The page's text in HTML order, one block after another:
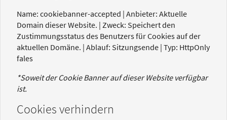
Name: cookiebanner-accepted | Anbieter: Aktuelle
Domain dieser Website. | Zweck: Speichert den
Zustimmungsstatus des Benutzers für Cookies auf der
aktuellen Domäne. | Ablauf: Sitzungsende | Typ: HttpOnly
fales
*Soweit der Cookie Banner auf dieser Website verfügbar
ist.
Cookies verhindern